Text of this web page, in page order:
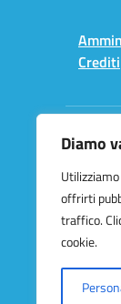
Diamo
offrirti
traffico.
cookie.
Crediti